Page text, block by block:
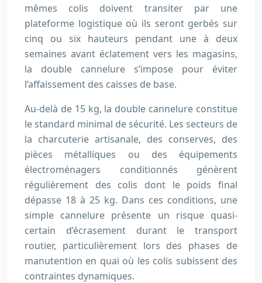
mêmes colis doivent transiter par une
plateforme logistique où ils seront gerbés sur
cinq ou six hauteurs pendant une à deux
semaines avant éclatement vers les magasins,
la double cannelure s’impose pour éviter
l’affaissement des caisses de base.
Au-delà de 15 kg, la double cannelure constitue
le standard minimal de sécurité. Les secteurs de
la charcuterie artisanale, des conserves, des
pièces métalliques ou des équipements
électroménagers conditionnés génèrent
régulièrement des colis dont le poids final
dépasse 18 à 25 kg. Dans ces conditions, une
simple cannelure présente un risque quasi-
certain d’écrasement durant le transport
routier, particulièrement lors des phases de
manutention en quai où les colis subissent des
contraintes dynamiques.